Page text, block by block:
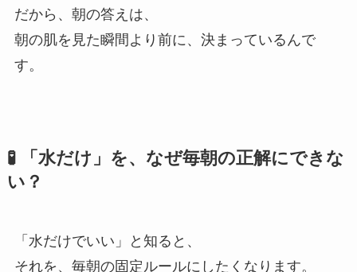
だから、朝の答えは、
朝の肌を見た瞬間より前に、決まっているんで
す。
🧪 「水だけ」を、なぜ毎朝の正解にできな
い？
「水だけでいい」と知ると、
それを、毎朝の固定ルールにしたくなります。